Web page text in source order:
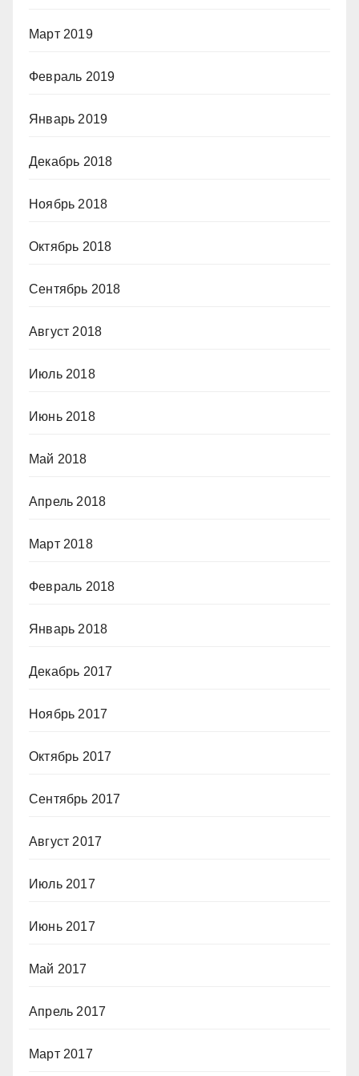
Март 2019
Февраль 2019
Январь 2019
Декабрь 2018
Ноябрь 2018
Октябрь 2018
Сентябрь 2018
Август 2018
Июль 2018
Июнь 2018
Май 2018
Апрель 2018
Март 2018
Февраль 2018
Январь 2018
Декабрь 2017
Ноябрь 2017
Октябрь 2017
Сентябрь 2017
Август 2017
Июль 2017
Июнь 2017
Май 2017
Апрель 2017
Март 2017